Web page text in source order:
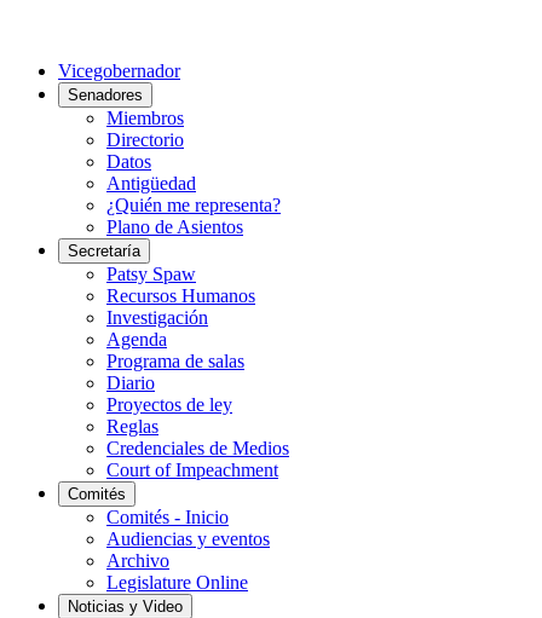
Vicegobernador
Senadores
Miembros
Directorio
Datos
Antigüedad
¿Quién me representa?
Plano de Asientos
Secretaría
Patsy Spaw
Recursos Humanos
Investigación
Agenda
Programa de salas
Diario
Proyectos de ley
Reglas
Credenciales de Medios
Court of Impeachment
Comités
Comités - Inicio
Audiencias y eventos
Archivo
Legislature Online
Noticias y Video